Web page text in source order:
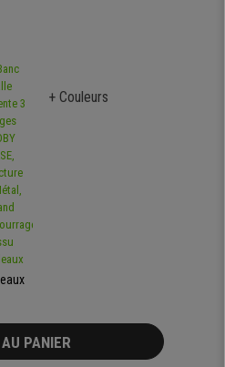
+ Couleurs
PANIER